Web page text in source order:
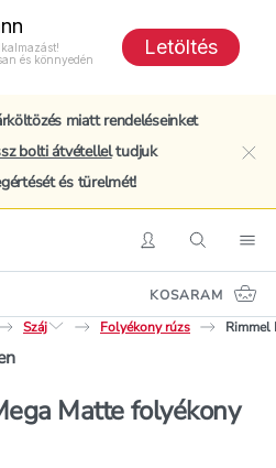
és könnyedén
Letöltés
miatt rendeléseinket
bolti átvételleltudjuk
és türelmét!
BelépésKeresés
KOSARAM
Száj Folyékony rúzs Rimmel
Matte folyékony